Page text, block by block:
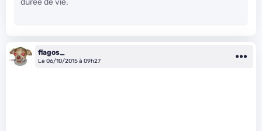
flagos_
Le 06/10/2015 à 09h27